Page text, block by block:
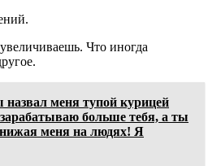
Что иногда
меня тупой курицей
больше тебя, а ты
меня на людях! Я